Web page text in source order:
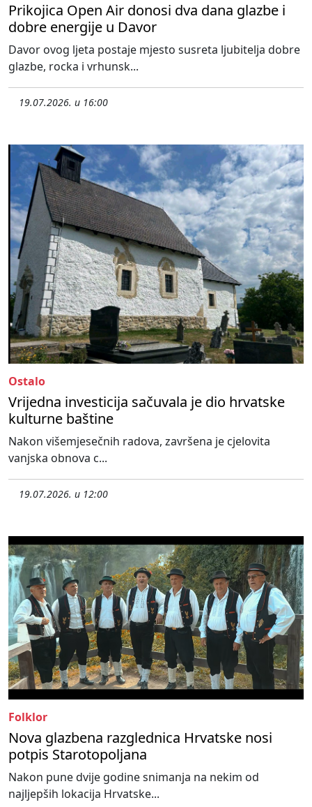
Prikojica Open Air donosi dva dana glazbe i
dobre energije u Davor
Davor ovog ljeta postaje mjesto susreta ljubitelja dobre
glazbe, rocka i vrhunsk...
19.07.2026. u 16:00
Ostalo
Vrijedna investicija sačuvala je dio hrvatske
kulturne baštine
Nakon višemjesečnih radova, završena je cjelovita
vanjska obnova c...
19.07.2026. u 12:00
Folklor
Nova glazbena razglednica Hrvatske nosi
potpis Starotopoljana
Nakon pune dvije godine snimanja na nekim od
najljepših lokacija Hrvatske...